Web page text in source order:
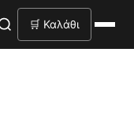
🛒 Καλάθι